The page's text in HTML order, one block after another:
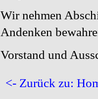
Wir nehmen
Andenken
Vorstand und
<- Zurück zu: